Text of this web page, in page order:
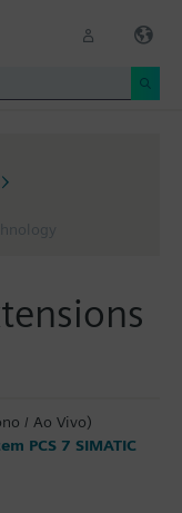
/ Ao Vivo)
PCS 7 SIMATIC